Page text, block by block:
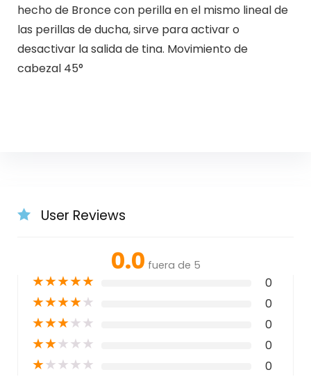
hecho de Bronce con perilla en el mismo lineal de
las perillas de ducha, sirve para activar o
desactivar la salida de tina. Movimiento de
cabezal 45°
User Reviews
0.0 fuera de 5
★★★★★ 0
★★★★★ 0
★★★★★ 0
★★★★★ 0
★★★★★ 0